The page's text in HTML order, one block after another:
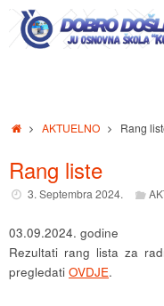
Skip
content
HomeAKTUELNO Rang
Rang liste
3. Septembra 2024.
03.09.2024. godine
Rezultati rang lista za
pregledati OVDJE.